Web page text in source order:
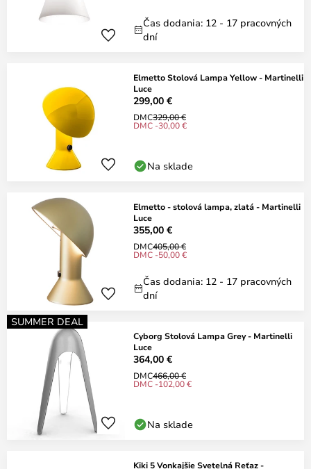
Čas dodania: 12 - 17 pracovných
dní
Elmetto Stolová Lampa Yellow - Martinelli
Luce
299,00 €
DMC329,00 €
DMC -30,00 €
Na sklade
Elmetto - stolová lampa, zlatá - Martinelli
Luce
355,00 €
DMC405,00 €
DMC -50,00 €
Čas dodania: 12 - 17 pracovných
dní
SUMMER DEAL
Cyborg Stolová Lampa Grey - Martinelli
Luce
364,00 €
DMC466,00 €
DMC -102,00 €
Na sklade
Kiki 5 Vonkajšie Svetelná Reťaz -